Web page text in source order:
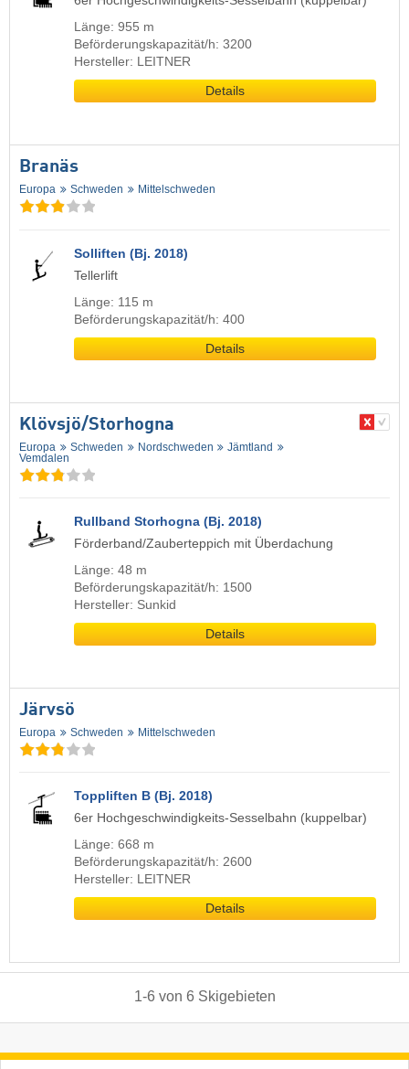
Länge: 955 m
Beförderungskapazität/h: 3200
Hersteller: LEITNER
Details
Branäs
Europa Schweden Mittelschweden
Solliften (Bj. 2018)
Tellerlift
Länge: 115 m
Beförderungskapazität/h: 400
Details
Klövsjö/​Storhogna
Europa Schweden Nordschweden
Jämtland
Vemdalen
Rullband Storhogna (Bj. 2018)
Förderband/Zauberteppich mit Überdachung
Länge: 48 m
Beförderungskapazität/h: 1500
Hersteller: Sunkid
Details
Järvsö
Europa Schweden Mittelschweden
Toppliften B (Bj. 2018)
6er Hochgeschwindigkeits-Sesselbahn (kuppelbar)
Länge: 668 m
Beförderungskapazität/h: 2600
Hersteller: LEITNER
Details
1-6 von 6 Skigebieten